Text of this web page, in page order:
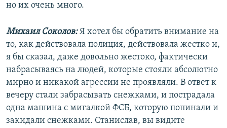
но их очень много.
Михаил Соколов:Я хотел бы обратить внимание на
то, как действовала полиция, действовала жестко и,
я бы сказал, даже довольно жестоко, фактически
набрасываясь на людей, которые стояли абсолютно
мирно и никакой агрессии не проявляли. В ответ к
вечеру стали забрасывать снежками, и пострадала
одна машина с мигалкой ФСБ, которую попинали и
закидали снежками. Станислав, вы видите